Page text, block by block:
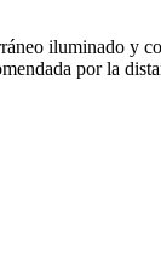
iluminado y
por la